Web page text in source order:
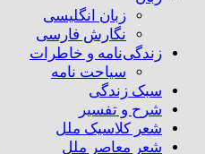
زبان انگلیسی
نگارش فارسی
زندگی‌نامه و خاطرات
سیاحت نامه
سبک زندگی
شرح و تفسیر
شعر کلاسیک ملل
شعر معاصر ملل